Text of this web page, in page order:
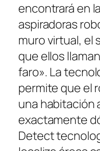
encontrará en
aspiradoras
muro virtual, el
que ellos
faro». La
permite que el
una habitación
exactamente
Detect